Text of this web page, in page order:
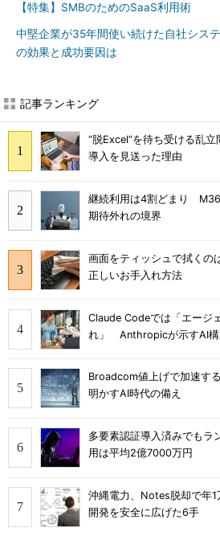
【特集】SMBのためのSaaS利用術
中堅企業が35年間使い続けた自社シス
の効果と成功要因は
記事ランキング
“脱Excel”を待ち受ける乱
導入を見送った理由
継続利用は4割どまり
期待外れの境界
画面をティッシュで拭く
正しいお手入れ方法
Claude Codeでは「エージ
れ」 Anthropicが示すAI構
Broadcom値上げで加速す
明かすAI時代の備え
多要素認証導入済みでも
用は平均2億7000万円
沖縄電力、Notes脱却で
開発を安全に広げた6手